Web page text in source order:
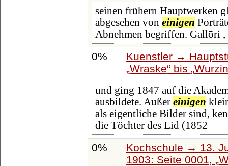
seinen frühern Hauptwerken
abgesehen von einigen
Abnehmen begriffen. Gallōri
0%
Kuenstler →
Wraske bis
und ging 1847 auf die
ausbildete. Außer einigen
als eigentliche Bilder sind,
die Töchter des Eid (1852
0%
Kochschule → 13.
1903: Seite 0001,